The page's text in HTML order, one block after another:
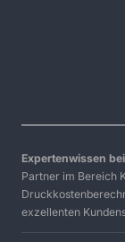
Expertenwissen
Partner im Bereich
exzellenten